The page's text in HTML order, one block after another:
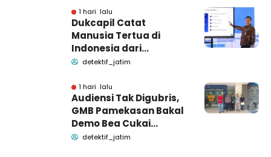
1 hari lalu
Dukcapil Catat
Manusia Tertua di
Indonesia dari
Bangkalan dan
detektif_jatim
1 hari lalu
Audiensi Tak Digubris,
GMB Pamekasan Bakal
Demo Bea Cukai
Madura
detektif_jatim